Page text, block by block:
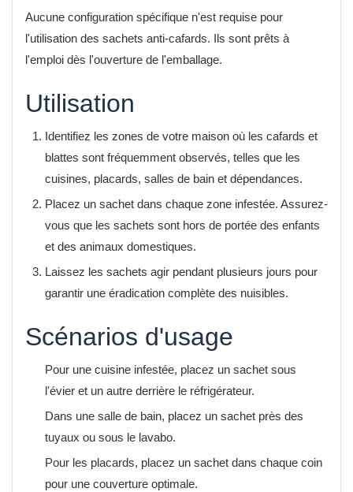
Aucune configuration spécifique n'est requise pour
l'utilisation des sachets anti-cafards. Ils sont prêts à
l'emploi dès l'ouverture de l'emballage.
Utilisation
Identifiez les zones de votre maison où les cafards et
blattes sont fréquemment observés, telles que les
cuisines, placards, salles de bain et dépendances.
Placez un sachet dans chaque zone infestée. Assurez-
vous que les sachets sont hors de portée des enfants
et des animaux domestiques.
Laissez les sachets agir pendant plusieurs jours pour
garantir une éradication complète des nuisibles.
Scénarios d'usage
Pour une cuisine infestée, placez un sachet sous
l'évier et un autre derrière le réfrigérateur.
Dans une salle de bain, placez un sachet près des
tuyaux ou sous le lavabo.
Pour les placards, placez un sachet dans chaque coin
pour une couverture optimale.